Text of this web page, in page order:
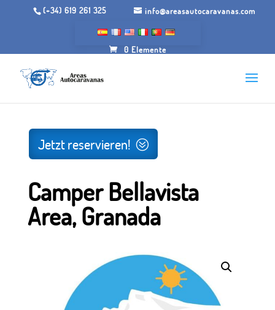
(+34) 619 261 325 info@areasautocaravanas.com
0 Elemente
Granada
Jetzt reservieren!
Camper Bellavista
Area, Granada